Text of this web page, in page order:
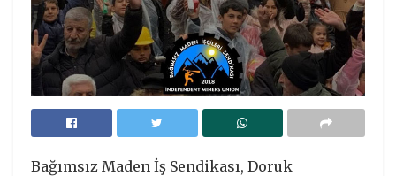
Bağımsız Maden İş Sendikası, Doruk